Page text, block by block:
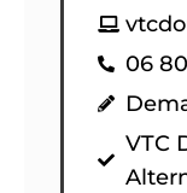
06
VTC